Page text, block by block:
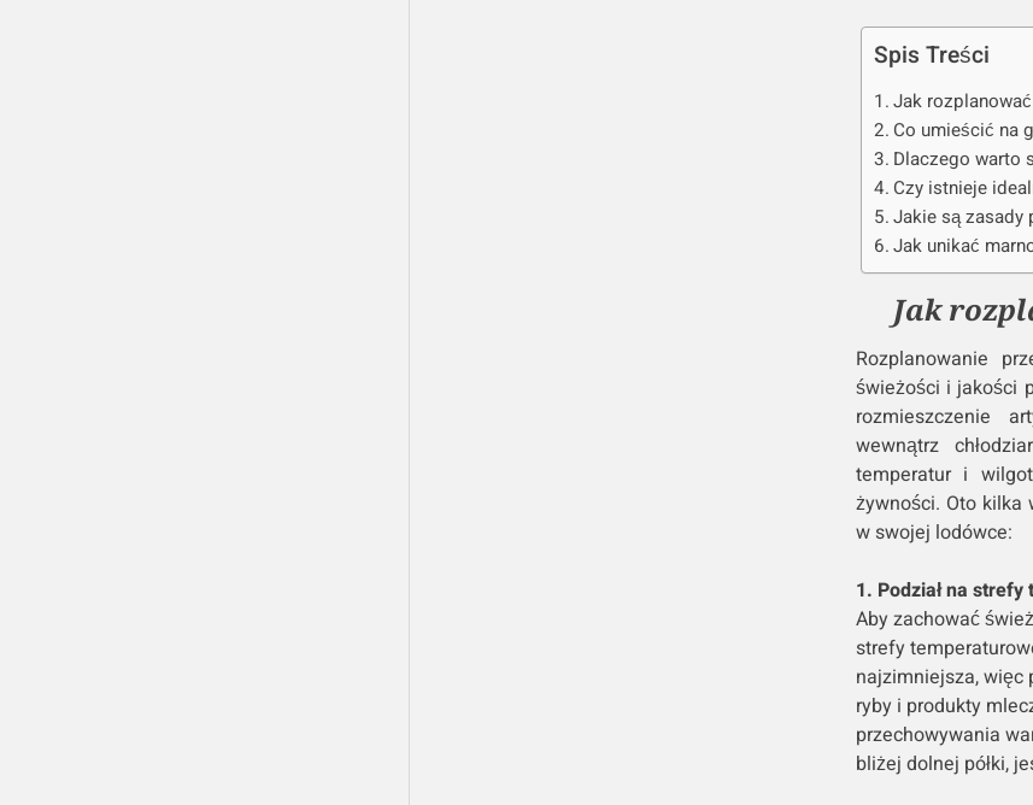
Spis Treści
Jak
Co umieścić na
Dlaczego warto
Czy istnieje
Jakie są zasady
Jak unikać
Jak
Rozplanowanie
świeżości i jakości
rozmieszczenie
wewnątrz
temperatur i
żywności. Oto kilka
w swojej lodówce:
1. Podział na
Aby zachować
strefy
najzimniejsza, więc
ryby i produkty
przechowywania
bliżej dolnej półki,